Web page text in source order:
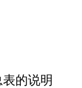
的说明